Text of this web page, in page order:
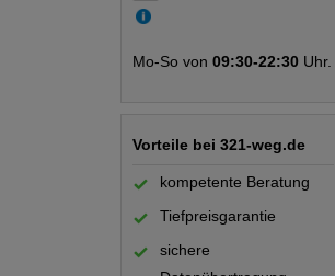
Mo-So von 09:30-22:30 Uhr.
Vorteile bei 321-weg.de
kompetente Beratung
Tiefpreisgarantie
sichere